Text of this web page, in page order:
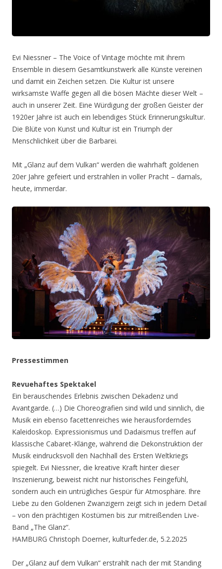
Evi Niessner – The Voice of Vintage möchte mit ihrem
Ensemble in diesem Gesamtkunstwerk alle Künste vereinen
und damit ein Zeichen setzen. Die Kultur ist unsere
wirksamste Waffe gegen all die bösen Mächte dieser Welt –
auch in unserer Zeit. Eine Würdigung der großen Geister der
1920er Jahre ist auch ein lebendiges Stück Erinnerungskultur.
Die Blüte von Kunst und Kultur ist ein Triumph der
Menschlichkeit über die Barbarei.
Mit „Glanz auf dem Vulkan“ werden die wahrhaft goldenen
20er Jahre gefeiert und erstrahlen in voller Pracht – damals,
heute, immerdar.
Pressestimmen
Revuehaftes Spektakel
Ein berauschendes Erlebnis zwischen Dekadenz und
Avantgarde. (…) Die Choreografien sind wild und sinnlich, die
Musik ein ebenso facettenreiches wie herausforderndes
Kaleidoskop. Expressionismus und Dadaismus treffen auf
klassische Cabaret-Klänge, während die Dekonstruktion der
Musik eindrucksvoll den Nachhall des Ersten Weltkriegs
spiegelt. Evi Niessner, die kreative Kraft hinter dieser
Inszenierung, beweist nicht nur historisches Feingefühl,
sondern auch ein untrügliches Gespür für Atmosphäre. Ihre
Liebe zu den Goldenen Zwanzigern zeigt sich in jedem Detail
– von den prächtigen Kostümen bis zur mitreißenden Live-
Band „The Glanz“.
HAMBURG Christoph Doerner, kulturfeder.de, 5.2.2025
Der „Glanz auf dem Vulkan“ erstrahlt nach der mit Standing